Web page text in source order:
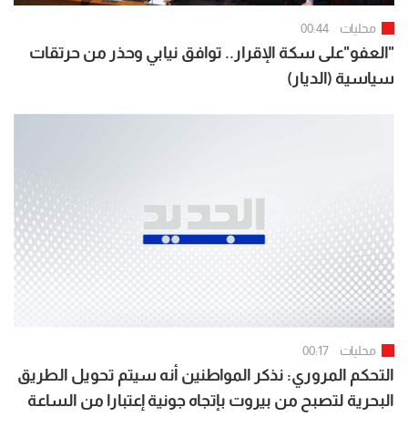
محليات 00:44
"العفو"على سكة الإقرار.. توافق نيابي وحذر من حرتقات
سياسية (الديار)
محليات 00:17
التحكم المروري: نذكر المواطنين أنه سيتم تحويل الطريق
البحرية لتصبح من بيروت بإتجاه جونية إعتبارا من الساعة